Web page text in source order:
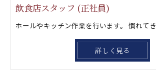
飲食店スタッフ (正社員)
詳しく見る